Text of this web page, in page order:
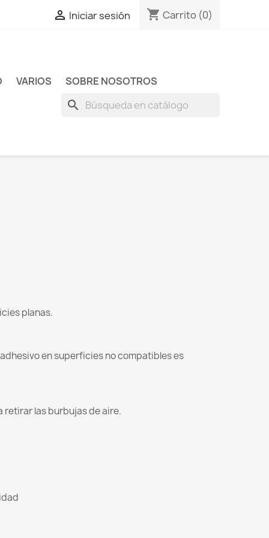
 Iniciar sesión shopping_cart Carrito (0)
VARIOS SOBRE NOSOTROS
search
planas.
en superficies no compatibles es
retirar las burbujas de aire.